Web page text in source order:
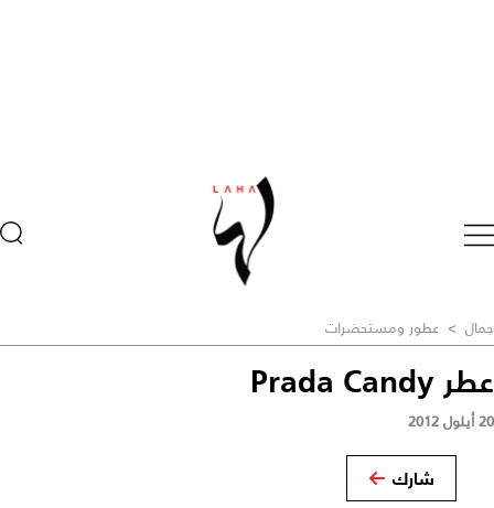
جمال > عطور ومستحضرات
عطر Prada Candy
20 أيلول 2012
شارك